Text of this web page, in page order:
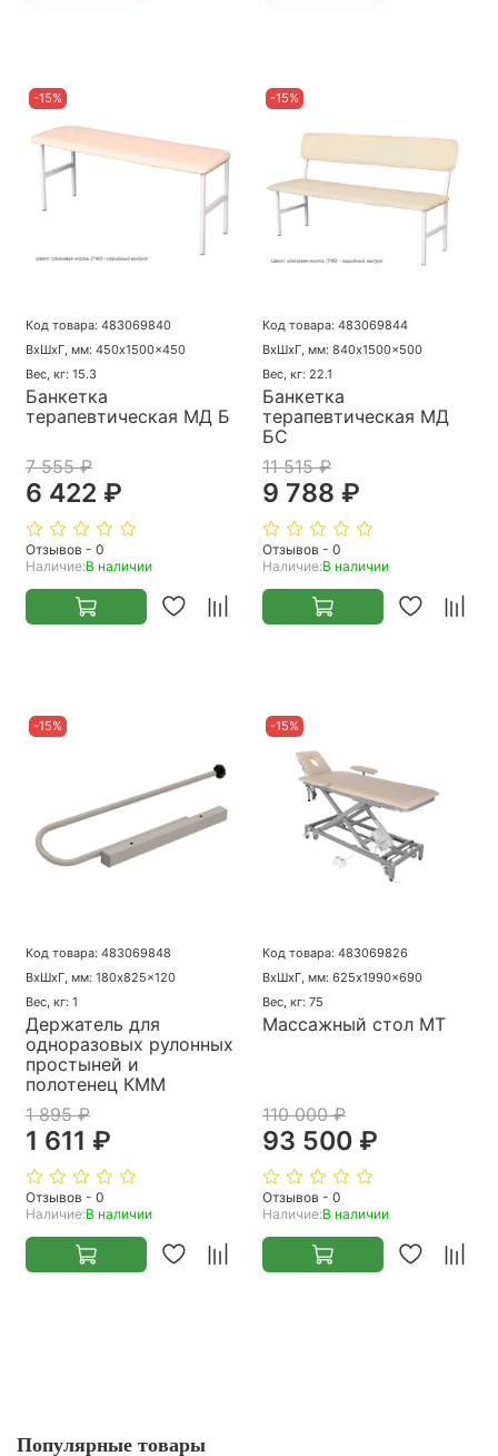
-15%
Код товара: 483069840
ВхШхГ, мм: 450x1500x450
Вес, кг: 15.3
Банкетка
терапевтическая МД Б
7 555 ₽
6 422 ₽
Отзывов - 0
Наличие:В наличии
-15%
Код товара: 483069844
ВхШхГ, мм: 840x1500x500
Вес, кг: 22.1
Банкетка
терапевтическая МД
БС
11 515 ₽
9 788 ₽
Отзывов - 0
Наличие:В наличии
-15%
Код товара: 483069848
ВхШхГ, мм: 180x825x120
Вес, кг: 1
Держатель для
одноразовых рулонных
простыней и
полотенец КММ
1 895 ₽
1 611 ₽
Отзывов - 0
Наличие:В наличии
-15%
Код товара: 483069826
ВхШхГ, мм: 625x1990x690
Вес, кг: 75
Массажный стол МТ
110 000 ₽
93 500 ₽
Отзывов - 0
Наличие:В наличии
Популярные товары